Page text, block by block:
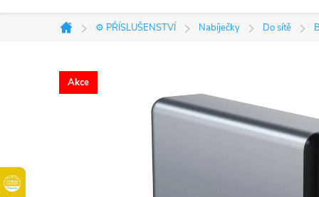
Domů
⚙️ PŘÍSLUŠENSTVÍ Nabíječky Do sítě
Akce